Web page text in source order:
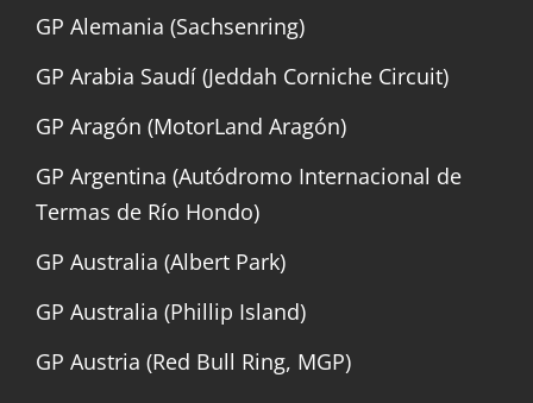
GP Alemania (Sachsenring)
GP Arabia Saudí (Jeddah Corniche Circuit)
GP Aragón (MotorLand Aragón)
GP Argentina (Autódromo Internacional de
Termas de Río Hondo)
GP Australia (Albert Park)
GP Australia (Phillip Island)
GP Austria (Red Bull Ring, MGP)